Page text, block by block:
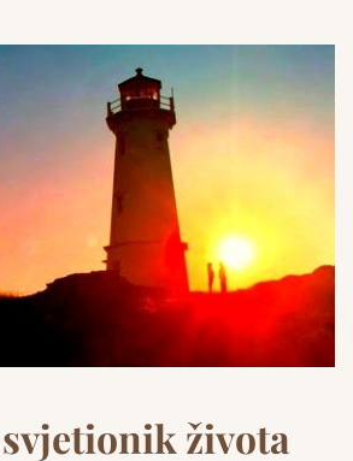
života